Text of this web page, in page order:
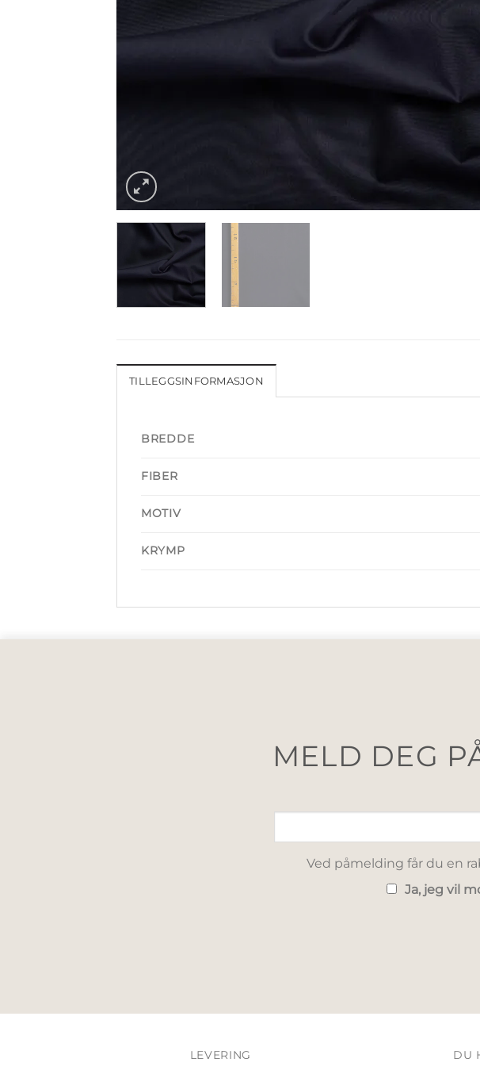
TILLEGGSINFORMASJON
BREDDE
FIBER
MOTIV
KRYMP
MELD DEG
Ved påmelding får du en
Ja, jeg vil
LEVERING DU